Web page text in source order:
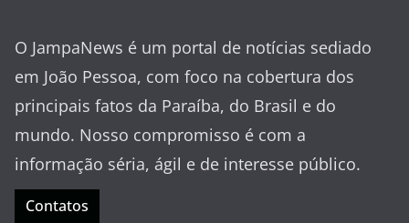
O JampaNews é um portal de notícias sediado
em João Pessoa, com foco na cobertura dos
principais fatos da Paraíba, do Brasil e do
mundo. Nosso compromisso é com a
informação séria, ágil e de interesse público.
Contatos